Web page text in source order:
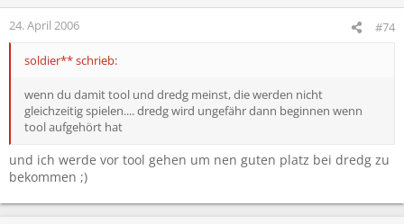
24. April 2006 #74
soldier** schrieb:
wenn du damit tool und dredg meinst, die werden nicht
gleichzeitig spielen.... dredg wird ungefähr dann beginnen wenn
tool aufgehört hat
und ich werde vor tool gehen um nen guten platz bei dredg zu
bekommen ;)